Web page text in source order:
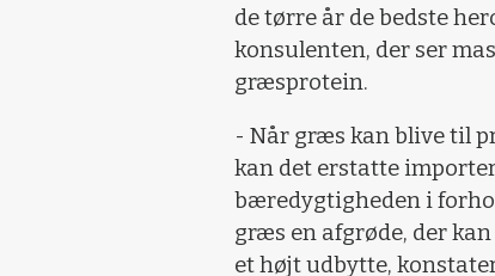
de tørre år de bedste
konsulenten, der ser
græsprotein.
- Når græs kan blive til
kan det erstatte
bæredygtigheden i
græs en afgrøde, der
et højt udbytte,